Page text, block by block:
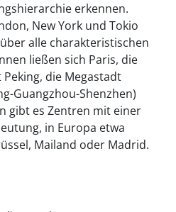
erkennen.
New York und Tokio
alle charakteristischen
ließen sich Paris, die
die Megastadt
Guangzhou-Shenzhen)
gibt es Zentren mit einer
in Europa etwa
Mailand oder Madrid.